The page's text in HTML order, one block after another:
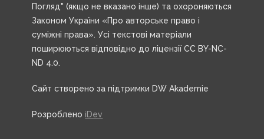
Погляд" (якщо не вказано інше) та охороняються
Законом України «Про авторське право і
суміжні права». Усі текстові матеріали
поширюються відповідно до ліцензії CC BY-NC-
ND 4.0.
Сайт створено за підтримки DW Akademie
Розроблено iDev